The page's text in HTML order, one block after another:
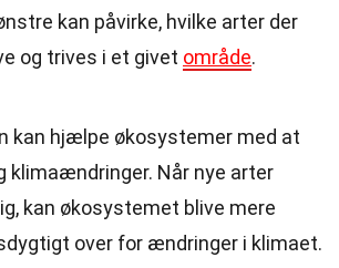
kan påvirke, hvilke arter der
og trives i et givet område.
kan hjælpe økosystemer med at
klimaændringer. Når nye arter
kan økosystemet blive mere
over for ændringer i klimaet.